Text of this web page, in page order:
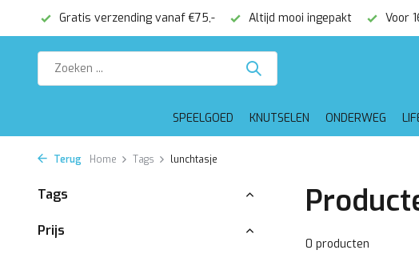
Gratis verzending vanaf €75,- Altijd mooi ingepakt Voor
SPEELGOED KNUTSELEN ONDERWEG
Terug Home Tags lunchtasje
Tags
Prijs
0 producten